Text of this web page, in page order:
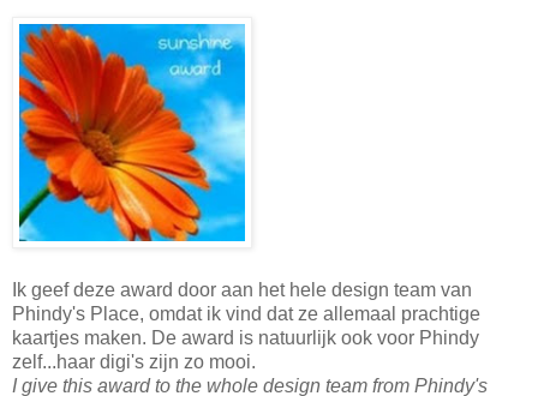
Ik geef deze award door aan het hele design team van
Phindy's Place, omdat ik vind dat ze allemaal prachtige
kaartjes maken. De award is natuurlijk ook voor Phindy
zelf...haar digi's zijn zo mooi.
I give this award to the whole design team from Phindy's